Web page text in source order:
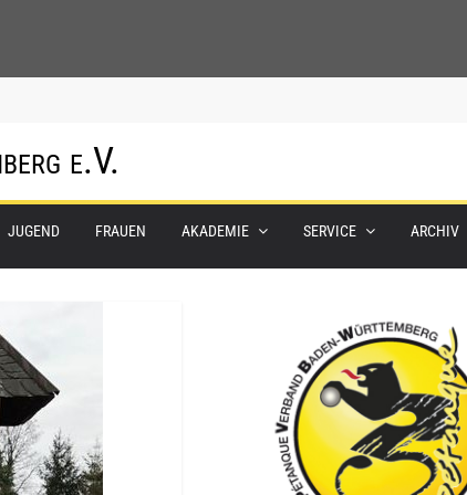
e.V.
JUGEND FRAUEN AKADEMIE SERVICE ARCHIV